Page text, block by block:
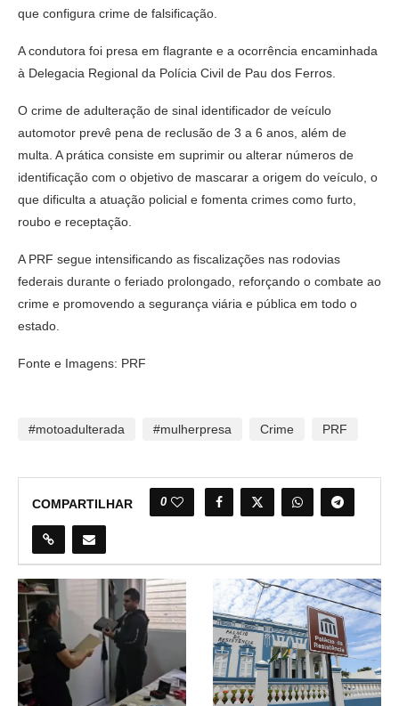
que configura crime de falsificação.
A condutora foi presa em flagrante e a ocorrência encaminhada
à Delegacia Regional da Polícia Civil de Pau dos Ferros.
O crime de adulteração de sinal identificador de veículo
automotor prevê pena de reclusão de 3 a 6 anos, além de
multa. A prática consiste em suprimir ou alterar números de
identificação com o objetivo de mascarar a origem do veículo, o
que dificulta a atuação policial e fomenta crimes como furto,
roubo e receptação.
A PRF segue intensificando as fiscalizações nas rodovias
federais durante o feriado prolongado, reforçando o combate ao
crime e promovendo a segurança viária e pública em todo o
estado.
Fonte e Imagens: PRF
#motoadulterada #mulherpresa Crime PRF
COMPARTILHAR 0